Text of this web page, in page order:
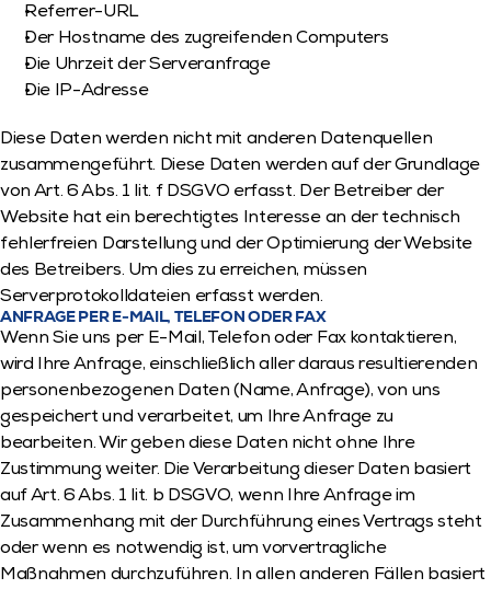
Referrer-URL
Der Hostname des zugreifenden Computers
Die Uhrzeit der Serveranfrage
Die IP-Adresse
Diese Daten werden nicht mit anderen Datenquellen
zusammengeführt. Diese Daten werden auf der Grundlage
von Art. 6 Abs. 1 lit. f DSGVO erfasst. Der Betreiber der
Website hat ein berechtigtes Interesse an der technisch
fehlerfreien Darstellung und der Optimierung der Website
des Betreibers. Um dies zu erreichen, müssen
Serverprotokolldateien erfasst werden.
ANFRAGE PER E-MAIL, TELEFON ODER FAX
Wenn Sie uns per E-Mail, Telefon oder Fax kontaktieren,
wird Ihre Anfrage, einschließlich aller daraus resultierenden
personenbezogenen Daten (Name, Anfrage), von uns
gespeichert und verarbeitet, um Ihre Anfrage zu
bearbeiten. Wir geben diese Daten nicht ohne Ihre
Zustimmung weiter. Die Verarbeitung dieser Daten basiert
auf Art. 6 Abs. 1 lit. b DSGVO, wenn Ihre Anfrage im
Zusammenhang mit der Durchführung eines Vertrags steht
oder wenn es notwendig ist, um vorvertragliche
Maßnahmen durchzuführen. In allen anderen Fällen basiert